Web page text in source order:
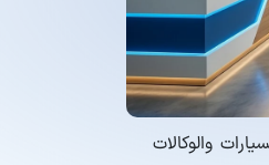
والوكالات